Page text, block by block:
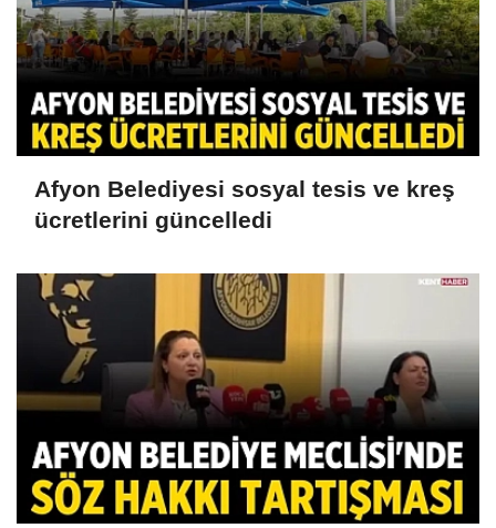
Afyon Belediyesi sosyal tesis ve kreş
ücretlerini güncelledi